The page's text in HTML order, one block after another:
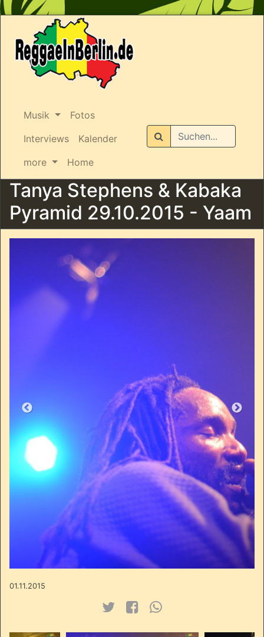
Musik
Fotos
Interviews
Kalender
more
Home
Suchen
Tanya Stephens & Kabaka
Pyramid 29.10.2015 - Yaam
01.11.2015